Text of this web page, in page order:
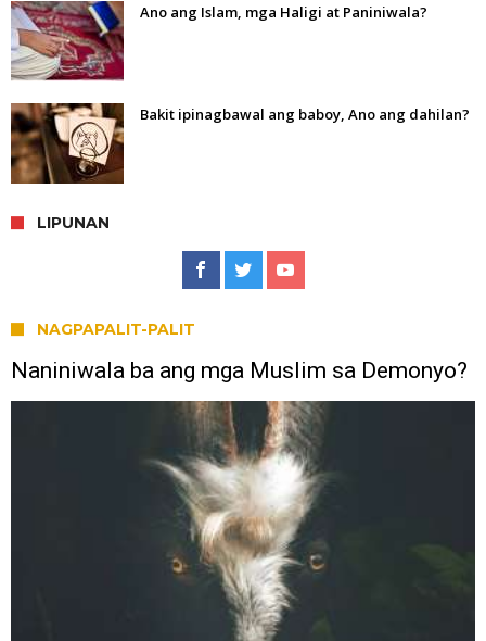
Ano ang Islam, mga Haligi at Paniniwala?
Bakit ipinagbawal ang baboy, Ano ang dahilan?
LIPUNAN
NAGPAPALIT-PALIT
Naniniwala ba ang mga Muslim sa Demonyo?